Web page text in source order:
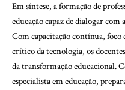
Em síntese, a formação de
educação capaz de dialogar
Com capacitação contínua, foco
crítico da tecnologia, os
da transformação educacional.
especialista em educação,